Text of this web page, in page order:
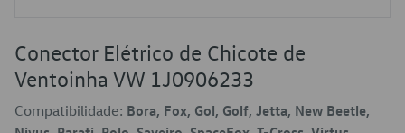
Conector Elétrico de Chicote de
Ventoinha VW 1J0906233
Compatibilidade: Bora, Fox, Gol, Golf, Jetta, New Beetle,